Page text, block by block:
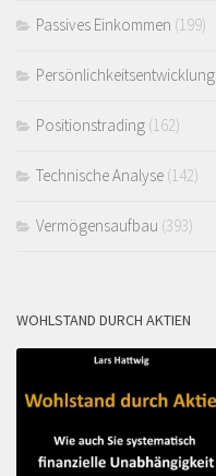
Passives Einkommen (199)
Persönlichkeitsentwicklung
Positionstrading (162)
Technische Analyse (142)
Vermögensaufbau (393)
WOHLSTAND DURCH AKTIEN